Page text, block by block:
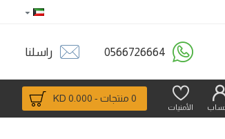
0566726664 راسلنا
الأمنيات
0 منتجات - 0.000 KD